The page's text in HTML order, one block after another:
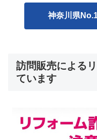
神奈川県
訪問販売による
ています